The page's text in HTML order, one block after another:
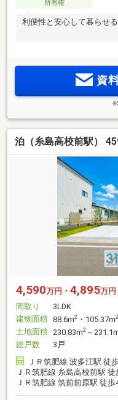
所有権
利便性と安心して暮らせ
資
泊（糸島高校前駅）
4,590万円・ 4,895万円
間取り
3LDK
建物面積 88.6m2 ・105.37m2
土地面積 230.83m2 ～
総戸数
3戸
ＪＲ筑肥線 波多江駅 徒
ＪＲ筑肥線 糸島高校前駅 徒
ＪＲ筑肥線 筑前前原駅 徒歩